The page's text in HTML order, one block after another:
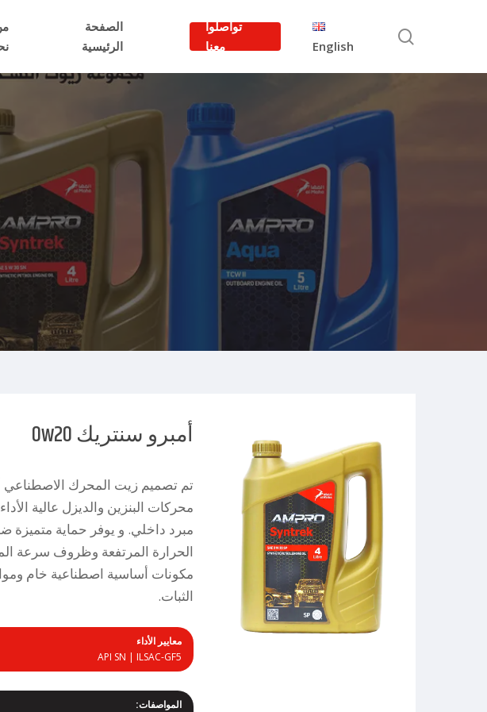
content
الصفحة
الرئيسية
تواصلوا
معنا
English search
أمبرو سنتريك 0w20
تم تصميم زيت المحرك الاصطناعي
محركات البنزين والديزل عالية
مبرد داخلي. و يوفر حماية
الحرارة المرتفعة وظروف سرعة
مكونات أساسية اصطناعية خام
الثبات.
معايير الأداء
API SN | ILSAC-GF5
المواصفات: